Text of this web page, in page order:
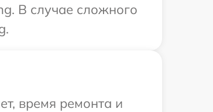
В случае сложного
время ремонта и